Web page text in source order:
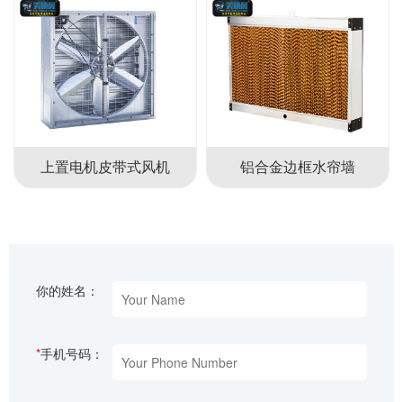
上置电机皮带式风机 铝合金边框水帘墙
你的姓名：
*手机号码：